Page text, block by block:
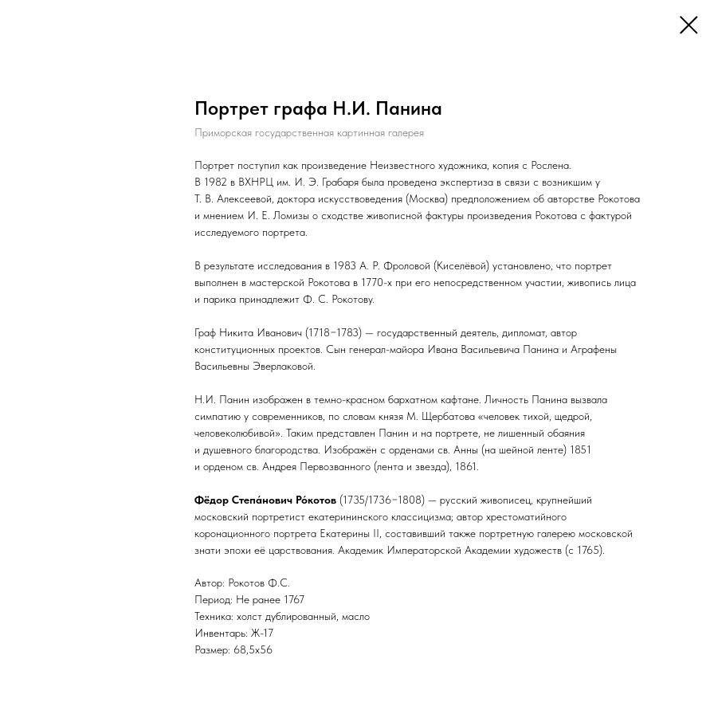
Портрет графа Н.И. Панина
Приморская государственная картинная галерея
Портрет поступил как произведение Неизвестного художника, копия с Рослена.
В 1982 в ВХНРЦ им. И. Э. Грабаря была проведена экспертиза в связи с возникшим у
Т. В. Алексеевой, доктора искусствоведения (Москва) предположением об авторстве Рокотова
и мнением И. Е. Ломизы о сходстве живописной фактуры произведения Рокотова с фактурой
исследуемого портрета.
В результате исследования в 1983 А. Р. Фроловой (Киселёвой) установлено, что портрет
выполнен в мастерской Рокотова в 1770-х при его непосредственном участии, живопись лица
и парика принадлежит Ф. С. Рокотову.
Граф Никита Иванович (1718−1783) — государственный деятель, дипломат, автор
конституционных проектов. Сын генерал-майора Ивана Васильевича Панина и Аграфены
Васильевны Эверлаковой.
Н.И. Панин изображен в темно-красном бархатном кафтане. Личность Панина вызвала
симпатию у современников, по словам князя М. Щербатова «человек тихой, щедрой,
человеколюбивой». Таким представлен Панин и на портрете, не лишенный обаяния
и душевного благородства. Изображён с орденами св. Анны (на шейной ленте) 1851
и орденом св. Андрея Первозванного (лента и звезда), 1861.
Фёдор Степа́нович Ро́котов (1735/1736−1808) — русский живописец, крупнейший
московский портретист екатерининского классицизма; автор хрестоматийного
коронационного портрета Екатерины II, составивший также портретную галерею московской
знати эпохи её царствования. Академик Императорской Академии художеств (с 1765).
Автор: Рокотов Ф.С.
Период: Не ранее 1767
Техника: холст дублированный, масло
Инвентарь: Ж-17
Размер: 68,5х56